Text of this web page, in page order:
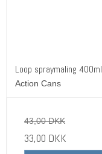
Loop spraymaling 400ml
Action Cans
43,00 DKK
33,00 DKK